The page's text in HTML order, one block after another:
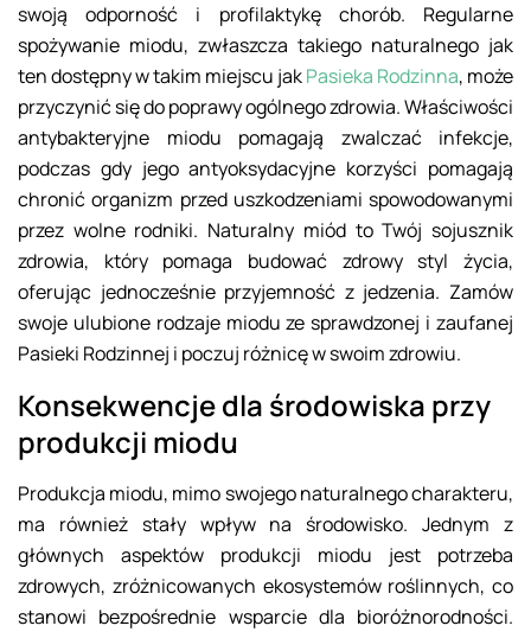
swoją odporność i profilaktykę chorób. Regularne
spożywanie miodu, zwłaszcza takiego naturalnego jak
ten dostępny w takim miejscu jakPasieka Rodzinna, może
przyczynić się do poprawy ogólnego zdrowia. Właściwości
antybakteryjne miodu pomagają zwalczać infekcje,
podczas gdy jego antyoksydacyjne korzyści pomagają
chronić organizm przed uszkodzeniami spowodowanymi
przez wolne rodniki. Naturalny miód to Twój sojusznik
zdrowia, który pomaga budować zdrowy styl życia,
oferując jednocześnie przyjemność z jedzenia. Zamów
swoje ulubione rodzaje miodu ze sprawdzonej i zaufanej
Pasieki Rodzinnej i poczuj różnicę w swoim zdrowiu.
Konsekwencje dla środowiska przy
produkcji miodu
Produkcja miodu, mimo swojego naturalnego charakteru,
ma również stały wpływ na środowisko. Jednym z
głównych aspektów produkcji miodu jest potrzeba
zdrowych, zróżnicowanych ekosystemów roślinnych, co
stanowi bezpośrednie wsparcie dla bioróżnorodności.